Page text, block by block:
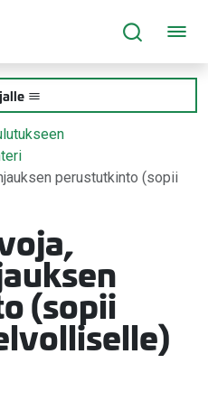
perustutkinto (sopii
(sopii